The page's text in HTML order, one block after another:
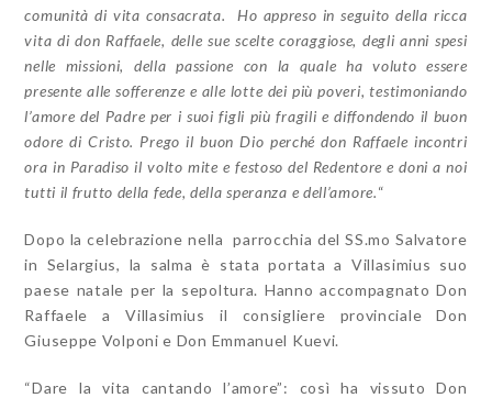
comunità di vita consacrata. Ho appreso in seguito della ricca
vita di don Raffaele, delle sue scelte coraggiose, degli anni spesi
nelle missioni, della passione con la quale ha voluto essere
presente alle sofferenze e alle lotte dei più poveri, testimoniando
l’amore del Padre per i suoi figli più fragili e diffondendo il buon
odore di Cristo. Prego il buon Dio perché don Raffaele incontri
ora in Paradiso il volto mite e festoso del Redentore e doni a noi
tutti il frutto della fede, della speranza e dell’amore.“
Dopo la celebrazione nella parrocchia del SS.mo Salvatore
in Selargius, la salma è stata portata a Villasimius suo
paese natale per la sepoltura. Hanno accompagnato Don
Raffaele a Villasimius il consigliere provinciale Don
Giuseppe Volponi e Don Emmanuel Kuevi.
“Dare la vita cantando l’amore”: così ha vissuto Don